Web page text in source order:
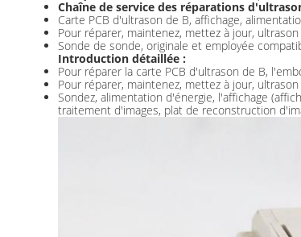
Chaîne de service des réparations
Carte PCB d'ultrason de B, affichage,
Pour réparer, maintenez, mettez à jour,
Sonde de sonde, originale et employée
Introduction détaillée :
Pour réparer la carte PCB d'ultrason de B,
Pour réparer, maintenez, mettez à jour,
Sondez, alimentation d'énergie, l'affichage
traitement d'images, plat de reconstruction